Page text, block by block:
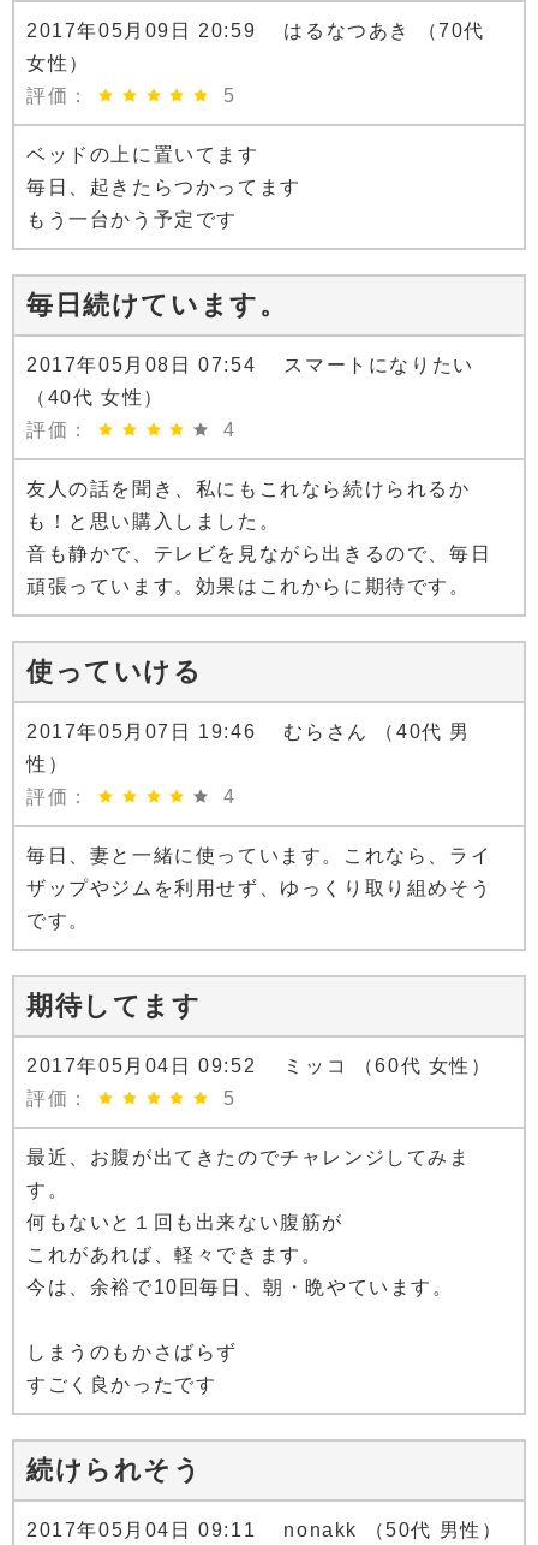
2017年05月09日 20:59 はるなつあき （70代
女性）
評価：
5
ベッドの上に置いてます
毎日、起きたらつかってます
もう一台かう予定です
毎日続けています。
2017年05月08日 07:54 スマートになりたい
（40代 女性）
評価：
4
友人の話を聞き、私にもこれなら続けられるか
も！と思い購入しました。
音も静かで、テレビを見ながら出きるので、毎日
頑張っています。効果はこれからに期待です。
使っていける
2017年05月07日 19:46 むらさん （40代 男
性）
評価：
4
毎日、妻と一緒に使っています。これなら、ライ
ザップやジムを利用せず、ゆっくり取り組めそう
です。
期待してます
2017年05月04日 09:52 ミッコ （60代 女性）
評価：
5
最近、お腹が出てきたのでチャレンジしてみま
す。
何もないと１回も出来ない腹筋が
これがあれば、軽々できます。
今は、余裕で10回毎日、朝・晩やています。
しまうのもかさばらず
すごく良かったです
続けられそう
2017年05月04日 09:11 nonakk （50代 男性）